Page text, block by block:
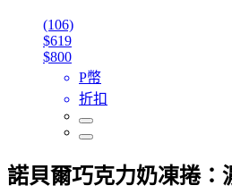
(106)
$619
$800
P幣
折扣
諾貝爾巧克力奶凍捲：